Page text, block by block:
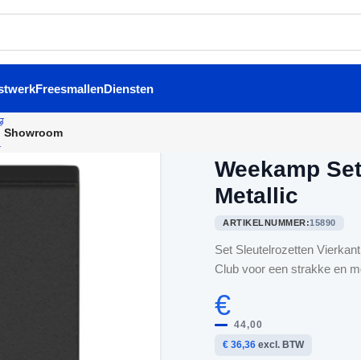
FreesmallenDiensten
Showroom
Weekamp
Metallic
ARTIKELNUMMER:15890
Set Sleutelrozetten
Club voor een strakke en
€
44,00
€ 36,36 excl. BTW